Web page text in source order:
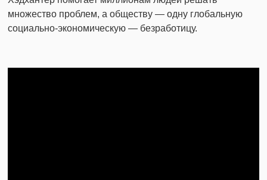
множество проблем, а обществу — одну глобальную
социально-экономическую — безработицу.